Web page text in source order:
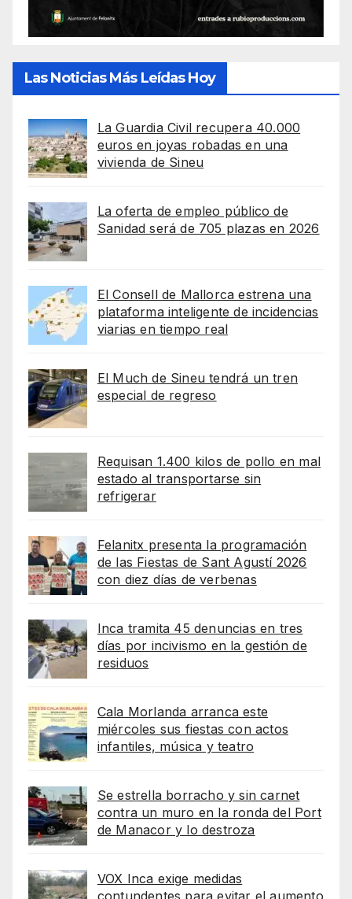
Las Noticias Más Leídas Hoy
La Guardia Civil recupera 40.000
euros en joyas robadas en una
vivienda de Sineu
La oferta de empleo público de
Sanidad será de 705 plazas en 2026
El Consell de Mallorca estrena una
plataforma inteligente de incidencias
viarias en tiempo real
El Much de Sineu tendrá un tren
especial de regreso
Requisan 1.400 kilos de pollo en mal
estado al transportarse sin
refrigerar
Felanitx presenta la programación
de las Fiestas de Sant Agustí 2026
con diez días de verbenas
Inca tramita 45 denuncias en tres
días por incivismo en la gestión de
residuos
Cala Morlanda arranca este
miércoles sus fiestas con actos
infantiles, música y teatro
Se estrella borracho y sin carnet
contra un muro en la ronda del Port
de Manacor y lo destroza
VOX Inca exige medidas